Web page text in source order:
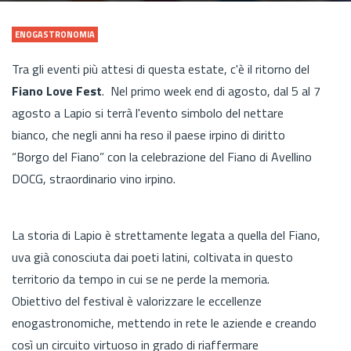
ENOGASTRONOMIA
Tra gli eventi più attesi di questa estate, c'è il ritorno del
Fiano Love Fest. Nel primo week end di agosto, dal 5 al 7
agosto a Lapio si terrà l'evento simbolo del nettare
bianco, che negli anni ha reso il paese irpino di diritto
“Borgo del Fiano” con la celebrazione del Fiano di Avellino
DOCG, straordinario vino irpino.
La storia di Lapio è strettamente legata a quella del Fiano,
uva già conosciuta dai poeti latini, coltivata in questo
territorio da tempo in cui se ne perde la memoria.
Obiettivo del festival è valorizzare le eccellenze
enogastronomiche, mettendo in rete le aziende e creando
così un circuito virtuoso in grado di riaffermare